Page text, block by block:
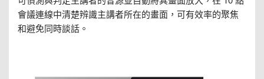
會議連線中清楚辨識主講者所在的畫面，可有效率的聚焦
和避免同時談話。